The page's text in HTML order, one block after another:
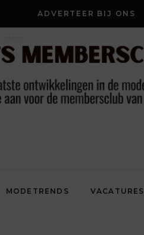
ADVERTEER BIJ ONS
MODETRENDS VACATURES